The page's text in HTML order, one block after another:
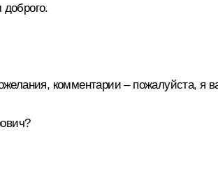
комментарии – пожалуйста, я